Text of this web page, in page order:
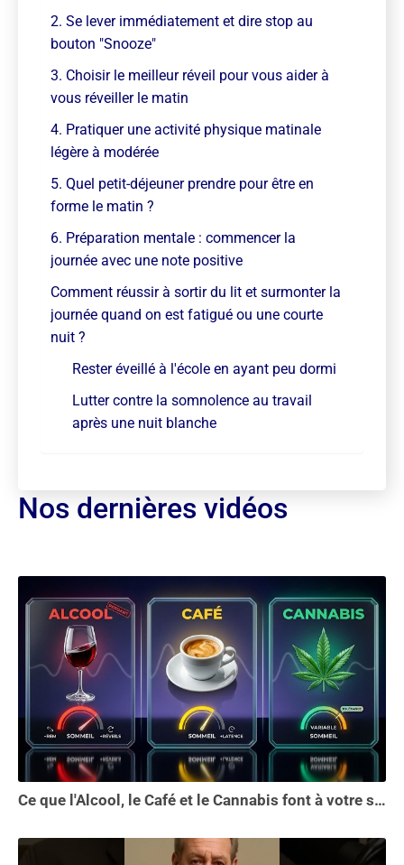
2. Se lever immédiatement et dire stop au
bouton "Snooze"
3. Choisir le meilleur réveil pour vous aider à
vous réveiller le matin
4. Pratiquer une activité physique matinale
légère à modérée
5. Quel petit-déjeuner prendre pour être en
forme le matin ?
6. Préparation mentale : commencer la
journée avec une note positive
Comment réussir à sortir du lit et surmonter la
journée quand on est fatigué ou une courte
nuit ?
Rester éveillé à l'école en ayant peu dormi
Lutter contre la somnolence au travail
après une nuit blanche
Nos dernières vidéos
Ce que l'Alcool, le Café et le Cannabis font à votre sommeil vous choquera